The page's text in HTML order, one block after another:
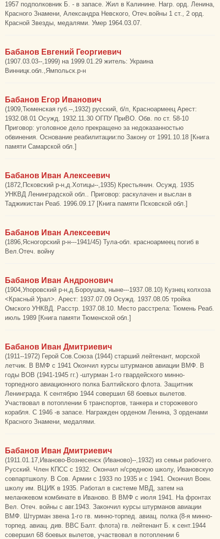
1957 подполковник Б. - в запасе. Жил в Калинине. Нагр. орд. Ленина,
Красного Знамени, Александра Невского, Отеч.войны 1 ст., 2 орд.
Красной Звезды, медалями. Умер 1964.03.07.
Бабанов Евгений Георгиевич
(1907.03.03--,1999) на 1999.01.29 житель: Украина
Винницк.обл.,Ямпольск.р-н
Бабанов Егор Иванович
(1909,Тюменская губ.--,1932) русский, б/п, Красноармеец Арест:
1932.08.01 Осужд. 1932.11.30 ОГПУ ПриВО. Обв. по ст. 58-10
Приговор: уголовное дело прекращено за недоказанностью
обвинения. Основание реабилитации:по Закону от 1991.10.18 [Книга
памяти Самарской обл.]
Бабанов Иван Алексеевич
(1872,Псковский р-н,д.Хотицы--,1935) Крестьянин. Осужд. 1935
УНКВД Ленинградской обл.. Приговор: раскулачен и выслан в
Таджикистан Реаб. 1996.09.17 [Книга памяти Псковской обл.]
Бабанов Иван Алексеевич
(1896,Ясногорский р-н---1941/45) Тула-обл. красноармеец погиб в
Вел.Отеч. войну
Бабанов Иван Андронович
(1904,Упоровский р-н,д.Бороушка, ныне---1937.08.10) Кузнец колхоза
<Красный Урал>. Арест: 1937.07.09 Осужд. 1937.08.05 тройка
Омского УНКВД. Расстр. 1937.08.10. Место расстрела: Тюмень Реаб.
июль 1989 [Книга памяти Тюменской обл.]
Бабанов Иван Дмитриевич
(1911--1972) Герой Сов.Союза (1944) старший лейтенант, морской
летчик. В ВМФ с 1941 Окончил курсы штурманов авиации ВМФ. В
годы ВОВ (1941-1945 гг.) -штурман 1-го гвардейского минно-
торпедного авиационного полка Балтийского флота. Защитник
Ленинграда. К сентябрю 1944 совершил 68 боевых вылетов.
Участвовал в потоплении 6 транспортов, танкера и сторожевого
корабля. С 1946 -в запасе. Награжден орденом Ленина, 3 орденами
Красного Знамени, медалями.
Бабанов Иван Дмитриевич
(1911.01.17,Иваново-Вознесенск (Иваново)--,1932) из семьи рабочего.
Русский. Член КПСС с 1932. Окончил н/среднюю школу, Ивановскую
совпартшколу. В Сов. Армии с 1933 по 1935 и с 1941. Окончил Воен.
школу им. ВЦИК в 1935. Работал в системе МВД, затем на
меланжевом комбинате в Иваново. В ВМФ с июля 1941. На фронтах
Вел. Отеч. войны с авг.1943. Закончил курсы штурманов авиации
ВМФ. Штурман звена 1-го гв. минно-торпед. авиац. полка (8-я минно-
торпед. авиац. див. ВВС Балт. флота) гв. лейтенант Б. к сент.1944
совершил 68 боевых вылетов, участвовал в потоплении 6